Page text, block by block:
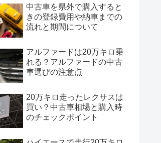
中古車を県外で購入すると
きの登録費用や納車までの
流れと期間について
アルファードは20万キロ乗
れる？アルファードの中古
車選びの注意点
20万キロ走ったレクサスは
買い？中古車相場と購入時
のチェックポイント